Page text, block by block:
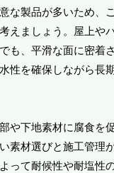
な製品が多いため、
えましょう。屋上や
も、平滑な面に密着
性を確保しながら長
や下地素材に腐食を
素材選びと施工管理
って耐候性や耐塩性